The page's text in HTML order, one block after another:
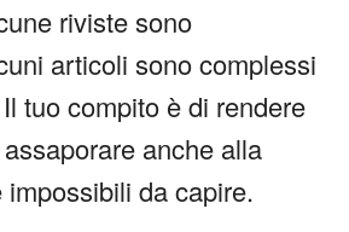
riviste sono
articoli sono complessi
tuo compito è di rendere
anche alla
da capire.